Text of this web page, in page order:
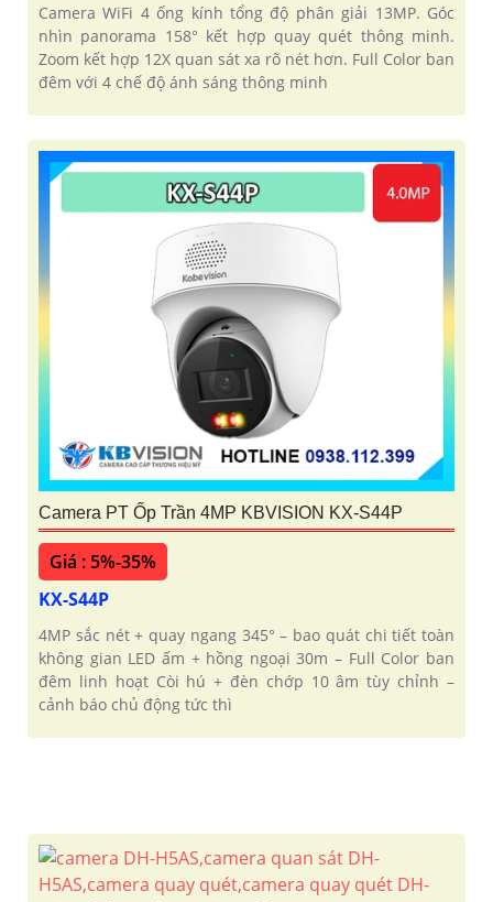
Camera WiFi 4 ống kính tổng độ phân giải 13MP. Góc
nhìn panorama 158° kết hợp quay quét thông minh.
Zoom kết hợp 12X quan sát xa rõ nét hơn. Full Color ban
đêm với 4 chế độ ánh sáng thông minh
Camera PT Ốp Trần 4MP KBVISION KX-S44P
Giá : 5%-35%
KX-S44P
4MP sắc nét + quay ngang 345° – bao quát chi tiết toàn
không gian LED ấm + hồng ngoại 30m – Full Color ban
đêm linh hoạt Còi hú + đèn chớp 10 âm tùy chỉnh –
cảnh báo chủ động tức thì